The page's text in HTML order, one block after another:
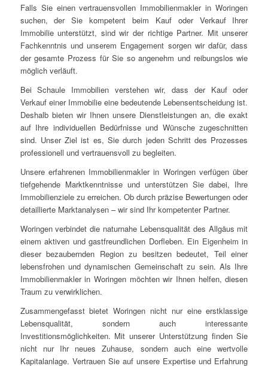
Falls Sie einen vertrauensvollen Immobilienmakler in Woringen
suchen, der Sie kompetent beim Kauf oder Verkauf Ihrer
Immobilie unterstützt, sind wir der richtige Partner. Mit unserer
Fachkenntnis und unserem Engagement sorgen wir dafür, dass
der gesamte Prozess für Sie so angenehm und reibungslos wie
möglich verläuft.
Bei Schaule Immobilien verstehen wir, dass der Kauf oder
Verkauf einer Immobilie eine bedeutende Lebensentscheidung ist.
Deshalb bieten wir Ihnen unsere Dienstleistungen an, die exakt
auf Ihre individuellen Bedürfnisse und Wünsche zugeschnitten
sind. Unser Ziel ist es, Sie durch jeden Schritt des Prozesses
professionell und vertrauensvoll zu begleiten.
Unsere erfahrenen Immobilienmakler in Woringen verfügen über
tiefgehende Marktkenntnisse und unterstützen Sie dabei, Ihre
Immobilienziele zu erreichen. Ob durch präzise Bewertungen oder
detaillierte Marktanalysen – wir sind Ihr kompetenter Partner.
Woringen verbindet die naturnahe Lebensqualität des Allgäus mit
einem aktiven und gastfreundlichen Dorfleben. Ein Eigenheim in
dieser bezaubernden Region zu besitzen bedeutet, Teil einer
lebensfrohen und dynamischen Gemeinschaft zu sein. Als Ihre
Immobilienmakler in Woringen möchten wir Ihnen helfen, diesen
Traum zu verwirklichen.
Zusammengefasst bietet Woringen nicht nur eine erstklassige
Lebensqualität, sondern auch interessante
Investitionsmöglichkeiten. Mit unserer Unterstützung finden Sie
nicht nur Ihr neues Zuhause, sondern auch eine wertvolle
Kapitalanlage. Vertrauen Sie auf unsere Expertise und Erfahrung